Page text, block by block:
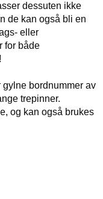
dessuten ikke
de kan også bli en
eller
for både
bordnummer av
trepinner.
og kan også brukes